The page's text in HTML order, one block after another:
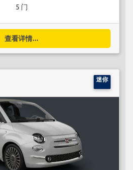
5 门
查看详情...
迷你